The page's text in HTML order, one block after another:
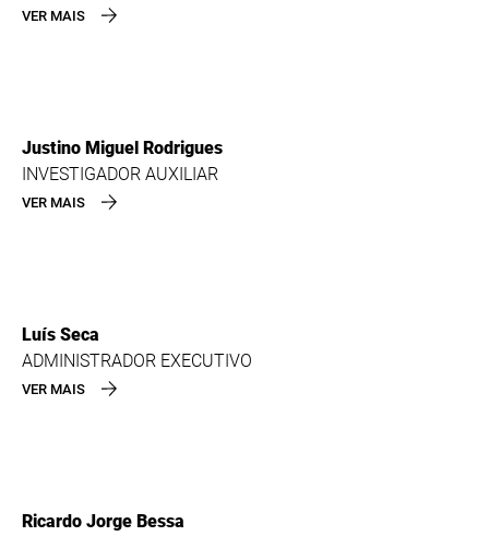
VER MAIS
Justino Miguel Rodrigues
INVESTIGADOR AUXILIAR
VER MAIS
Luís Seca
ADMINISTRADOR EXECUTIVO
VER MAIS
Ricardo Jorge Bessa